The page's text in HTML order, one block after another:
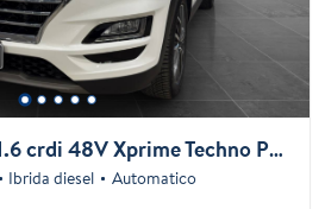
HYUNDAI Tucson 1.6 crdi 48V Xprime Techno Pack 2wd 136cv dct my20
Ibrida diesel Automatico